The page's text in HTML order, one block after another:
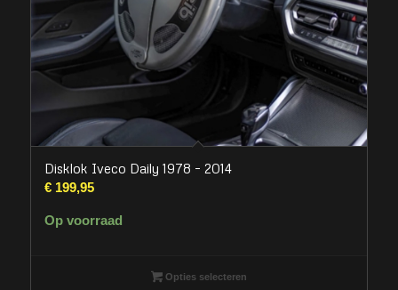
Disklok Iveco Daily 1978 – 2014
€199,95
Op voorraad
Opties selecteren